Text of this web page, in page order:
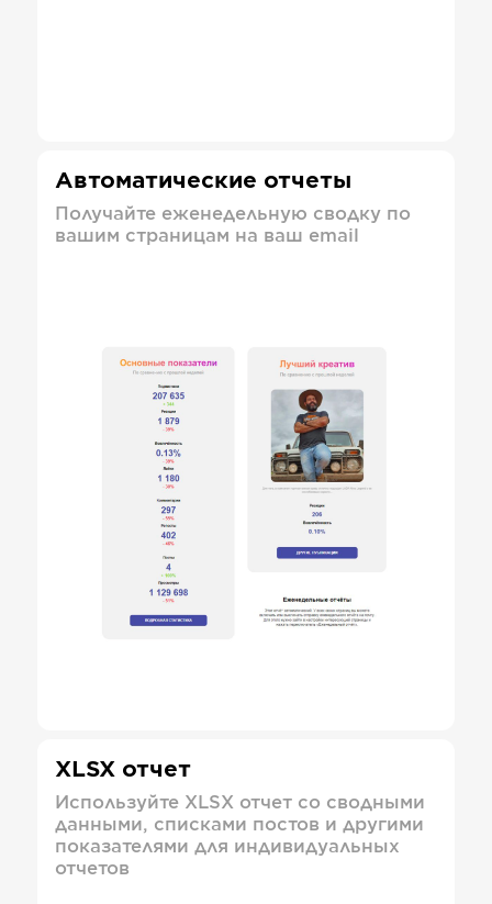
Автоматические отчеты
Получайте еженедельную сводку по
вашим страницам на ваш email
XLSX отчет
Используйте XLSX отчет со сводными
данными, списками постов и другими
показателями для индивидуальных
отчетов